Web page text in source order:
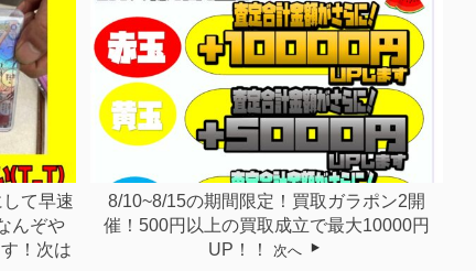
て早速
んぞや
！次は
8/10~8/15の期間限定！買取ガラポン2開
催！500円以上の買取成立で最大10000円
UP！！
次へ